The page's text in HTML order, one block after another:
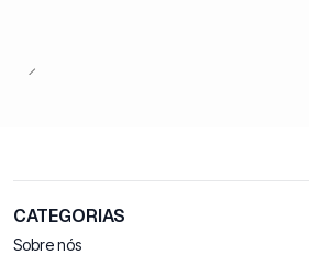
CATEGORIAS
Sobre nós